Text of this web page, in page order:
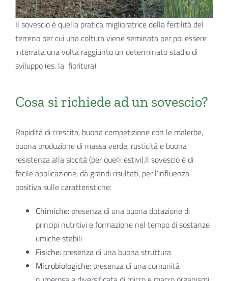
Il sovescio è quella pratica miglioratrice della fertilitàdel
terreno per cui una coltura viene seminata per poiessere
interrata una volta raggiunto un determinato stadio di
sviluppo (es. la fioritura)
Cosa si richiede ad un sovescio?
Rapidità di crescita, buona competizione con le malerbe,
buona produzione di massa verde, rusticità e buona
resistenza alla siccità (per quelli estivi).Il sovescio è di
facile applicazione, dà grandi risultati, per l’influenza
positiva sulle caratteristiche:
Chimiche: presenza di una buona dotazione di
principi nutritivi e formazione nel tempo di sostanze
umiche stabili
Fisiche: presenza di una buona struttura
Microbiologiche: presenza di una comunità